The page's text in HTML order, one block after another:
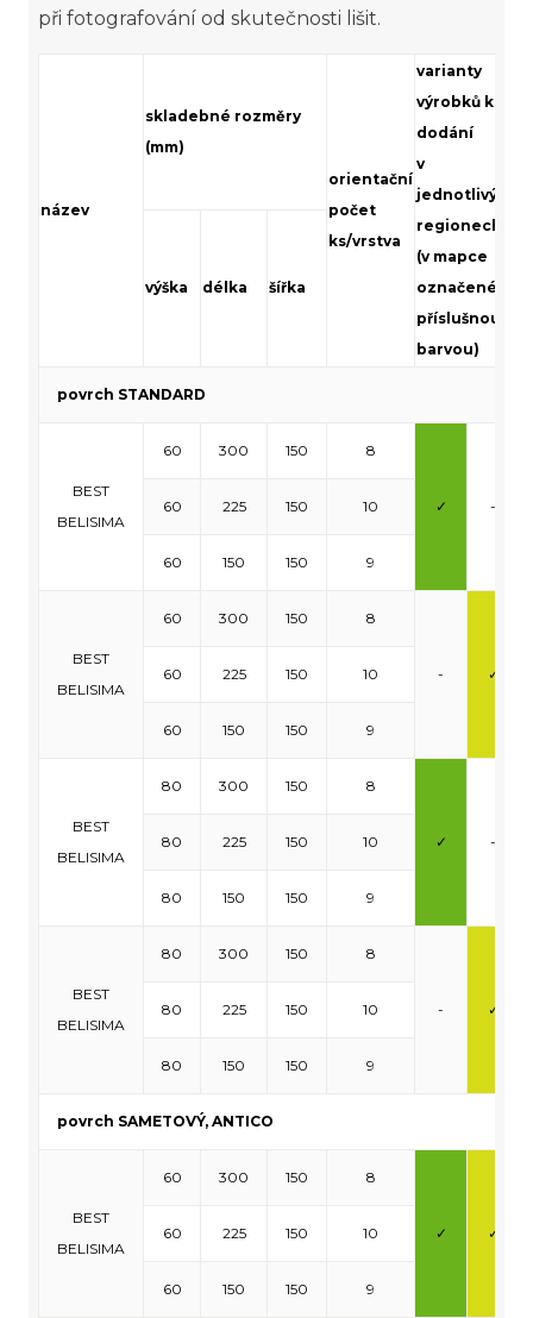
při fotografování od skutečnosti lišit.
název
skladebné rozměry
(mm)
orientační
počet
ks/vrstva
varianty
výrobků k
dodání
v
jednotlivých
regionech
(v mapce
označené
příslušnou
barvou)
výška délka šířka
povrch STANDARD
BEST
BELISIMA
60 300 150 8
✓ -
60 225 150 10
60 150 150 9
BEST
BELISIMA
60 300 150 8
- ✓
60 225 150 10
60 150 150 9
BEST
BELISIMA
80 300 150 8
✓ -
80 225 150 10
80 150 150 9
BEST
BELISIMA
80 300 150 8
- ✓
80 225 150 10
80 150 150 9
povrch SAMETOVÝ, ANTICO
BEST
BELISIMA
60 300 150 8
✓ ✓
60 225 150 10
60 150 150 9